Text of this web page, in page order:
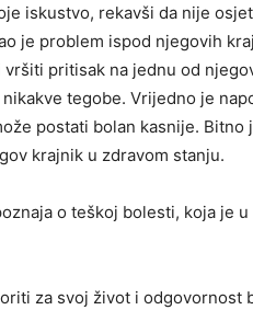
iskustvo, rekavši da nije
je problem ispod njegovih
pritisak na jednu od
tegobe. Vrijedno je
postati bolan kasnije.
krajnik u zdravom stanju.
o teškoj bolesti, koja je
za svoj život i odgovornost